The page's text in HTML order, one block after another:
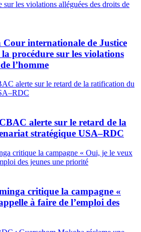
internationale de Justice
procédure sur les violations
l’homme
alerte sur le retard de la
stratégique USA–RDC
critique la campagne «
à faire de l’emploi des